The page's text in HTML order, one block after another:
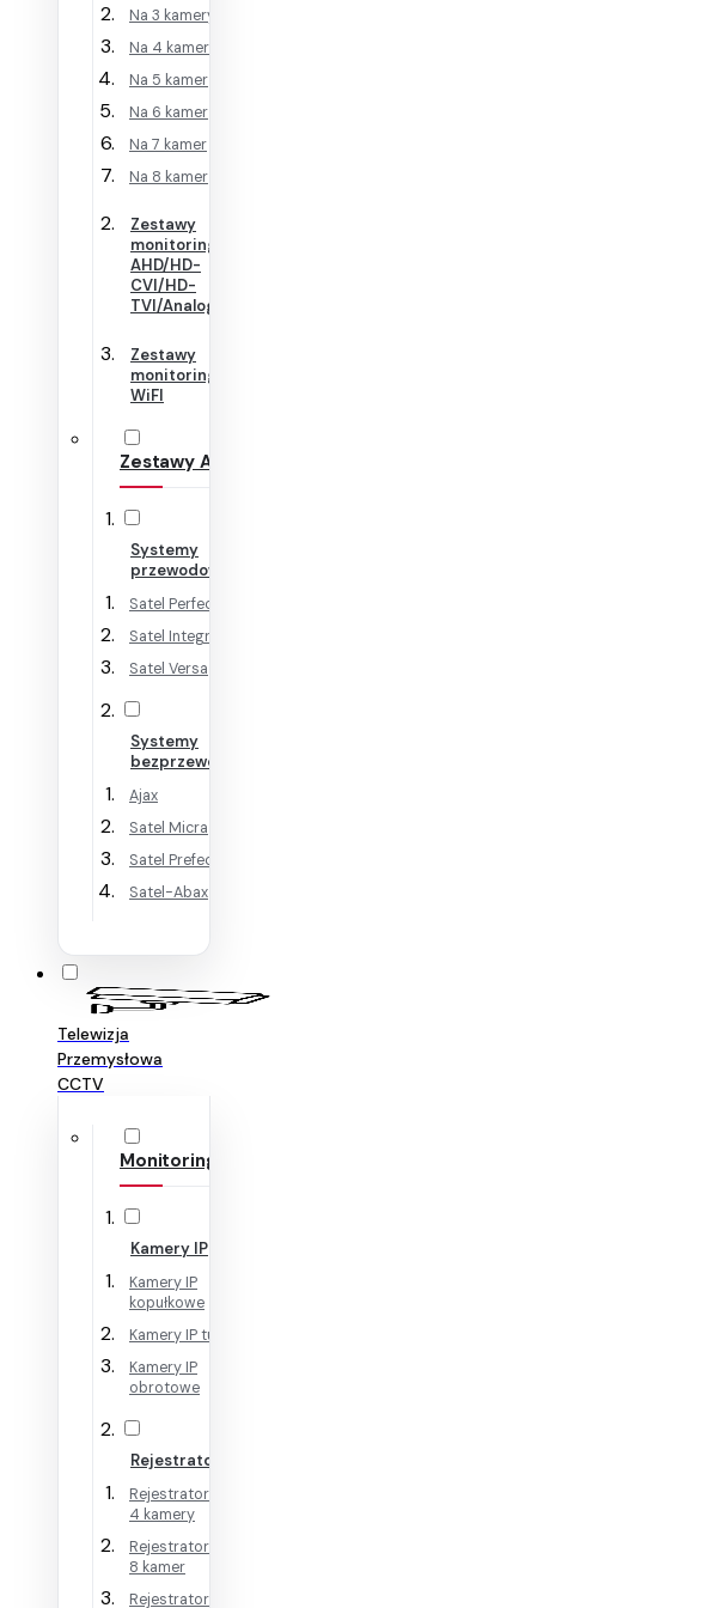
Na 3 kamery
Na 4 kamery
Na 5 kamer
Na 6 kamer
Na 7 kamer
Na 8 kamer
Zestawy
monitoringu
AHD/HD-
CVI/HD-
TVI/Analog
Zestawy
monitoringu
WiFI
Zestawy Alarmowe
Systemy
przewodowe
Satel Perfecta
Satel Integra
Satel Versa
Systemy
bezprzewodowe
Ajax
Satel Micra
Satel Prefecta WRL
Satel-Abax
Telewizja
Przemysłowa
CCTV
Monitoring IP
Kamery IP
Kamery IP
kopułkowe
Kamery IP tubowe
Kamery IP
obrotowe
Rejestratory IP
Rejestratory IP na
4 kamery
Rejestratory IP na
8 kamer
Rejestratory IP na